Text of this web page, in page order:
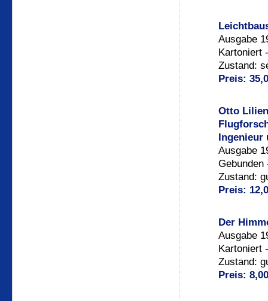
Ausgabe
Kartoniert
Zustand:
Preis:
Otto
Ingenieur
Ausgabe
Gebunden
Zustand:
Preis:
Der
Ausgabe
Kartoniert
Zustand:
Preis: